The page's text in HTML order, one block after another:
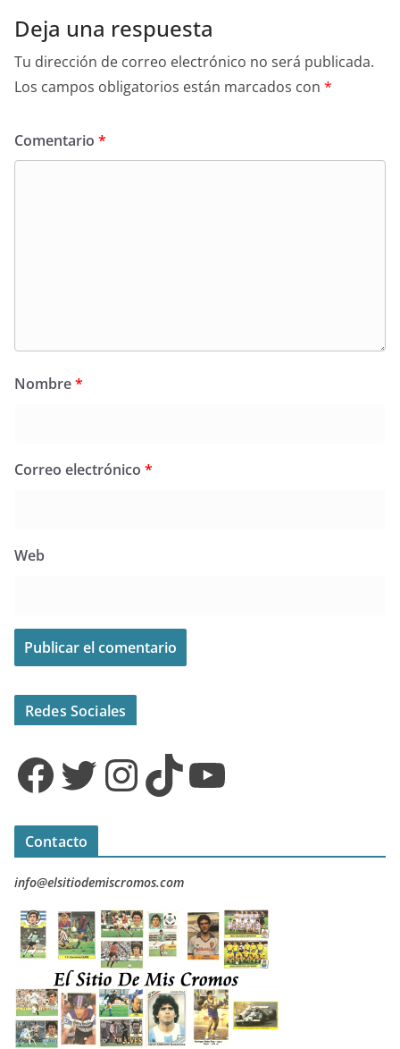
Deja una respuesta
Tu dirección de correo electrónico no será publicada.
Los campos obligatorios están marcados con *
Comentario *
Nombre*
Correo electrónico *
Web
Redes Sociales
Facebook Twitter InstagramTikTok YouTube
Contacto
info@elsitiodemiscromos.com